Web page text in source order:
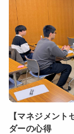
【マネジメン
ダーの心得